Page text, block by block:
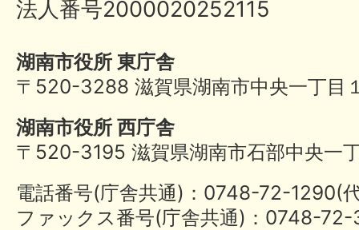
法人番号2000020252115
湖南市役所 東庁舎
〒520-3288 滋賀県湖南市中央一丁目
湖南市役所 西庁舎
〒520-3195 滋賀県湖南市石部中央一
電話番号(庁舎共通)：0748-72-
ファックス番号(庁舎共通)：0748-